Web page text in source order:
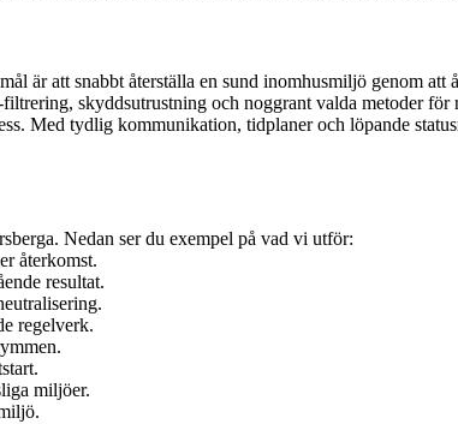
är att snabbt återställa en sund inomhusmiljö genom att
skyddsutrustning och noggrant valda metoder
Med tydlig kommunikation, tidplaner och löpande
Nedan ser du exempel på vad vi utför:
återkomst.
resultat.
regelverk.
miljöer.